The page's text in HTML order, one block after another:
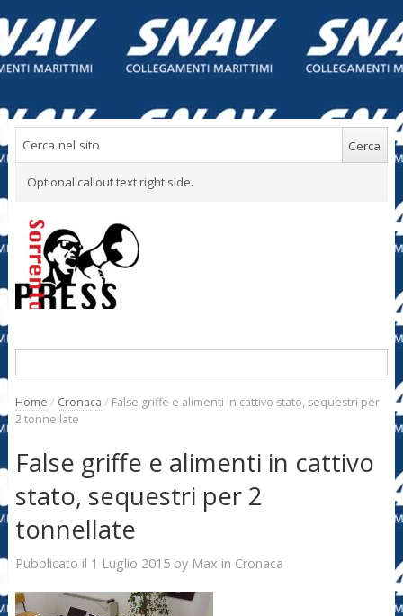
Optional callout text right side.
Home / Cronaca / False griffe e alimenti in cattivo stato, sequestri per
2 tonnellate
False griffe e alimenti in cattivo
stato, sequestri per 2
tonnellate
Pubblicato il 1 Luglio 2015by Max in Cronaca